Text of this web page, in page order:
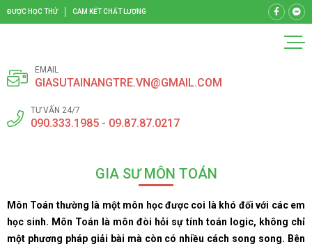
ĐƯỢC HỌC THỬ CAM KẾT CHẤT LƯỢNG
EMAIL
GIASUTAINANGTRE.VN@GMAIL.COM
TƯ VẤN 24/7
090.333.1985 - 09.87.87.0217
GIA SƯ MÔN TOÁN
Môn Toán thường là một môn học được coi là khó đối với các em
học sinh. Môn Toán là môn đòi hỏi sự tính toán logic, không chỉ
một phương pháp giải bài mà còn có nhiều cách song song. Bên